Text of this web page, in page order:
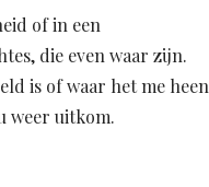
of in een
die even waar zijn.
is of waar het me heen
weer uitkom.